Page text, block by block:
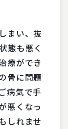
まい、抜
態も悪く
療ができ
骨に問題
病気で手
悪くなっ
しれませ